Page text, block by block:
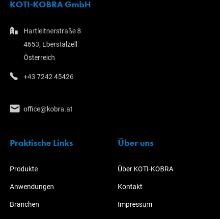
KOTI-KOBRA GmbH
Hartleitnerstraße 8
4653, Eberstalzell
Österreich
+43 7242 45426
office@kobra.at
Praktische Links
Produkte
Anwendungen
Branchen
Über uns
Über KOTI-KOBRA
Kontakt
Impressum